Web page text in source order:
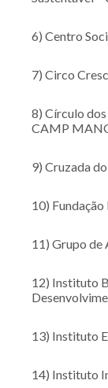
6) Centro
7) Circo
8) Círculo
CAMP
9) Cruzada
10)
11) Grupo de
12) Instituto
13) Instituto
14) Instituto